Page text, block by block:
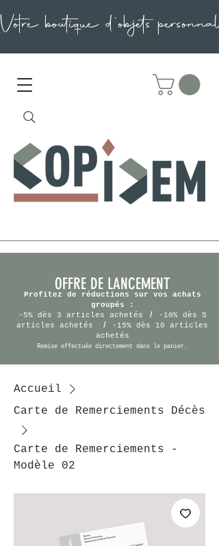
OFFRE DE LANCEMENT
Profitez de réductions sur vos achats
groupés :
-5% dès 3 articles achetés
/
-10% dès 5
articles achetés
/
-15% dès 10 articles
achetés
Remise effectuée directement dans le panier.
Accueil
Carte de Remerciements Décès
Carte de Remerciements -
Modèle 02